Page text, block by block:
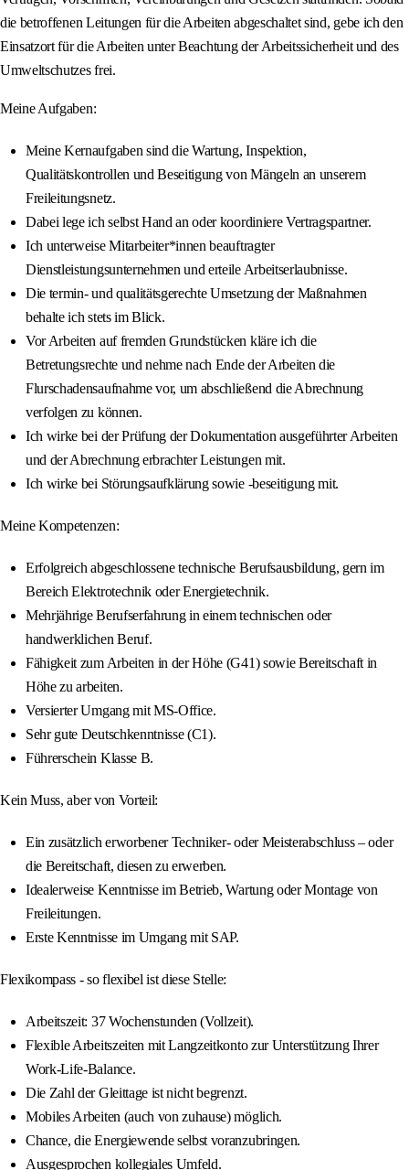
die betroffenen Leitungen für die Arbeiten abgeschaltet sind, gebe ich den
Einsatzort für die Arbeiten unter Beachtung der Arbeitssicherheit und des
Umweltschutzes frei.
Meine Aufgaben:
Meine Kernaufgaben sind die Wartung, Inspektion,
Qualitätskontrollen und Beseitigung von Mängeln an unserem
Freileitungsnetz.
Dabei lege ich selbst Hand an oder koordiniere Vertragspartner.
Ich unterweise Mitarbeiter*innen beauftragter
Dienstleistungsunternehmen und erteile Arbeitserlaubnisse.
Die termin- und qualitätsgerechte Umsetzung der Maßnahmen
behalte ich stets im Blick.
Vor Arbeiten auf fremden Grundstücken kläre ich die
Betretungsrechte und nehme nach Ende der Arbeiten die
Flurschadensaufnahme vor, um abschließend die Abrechnung
verfolgen zu können.
Ich wirke bei der Prüfung der Dokumentation ausgeführter Arbeiten
und der Abrechnung erbrachter Leistungen mit.
Ich wirke bei Störungsaufklärung sowie -beseitigung mit.
Meine Kompetenzen:
Erfolgreich abgeschlossene technische Berufsausbildung, gern im
Bereich Elektrotechnik oder Energietechnik.
Mehrjährige Berufserfahrung in einem technischen oder
handwerklichen Beruf.
Fähigkeit zum Arbeiten in der Höhe (G41) sowie Bereitschaft in
Höhe zu arbeiten.
Versierter Umgang mit MS-Office.
Sehr gute Deutschkenntnisse (C1).
Führerschein Klasse B.
Kein Muss, aber von Vorteil:
Ein zusätzlich erworbener Techniker- oder Meisterabschluss – oder
die Bereitschaft, diesen zu erwerben.
Idealerweise Kenntnisse im Betrieb, Wartung oder Montage von
Freileitungen.
Erste Kenntnisse im Umgang mit SAP.
Flexikompass - so flexibel ist diese Stelle:
Arbeitszeit: 37 Wochenstunden (Vollzeit).
Flexible Arbeitszeiten mit Langzeitkonto zur Unterstützung Ihrer
Work-Life-Balance.
Die Zahl der Gleittage ist nicht begrenzt.
Mobiles Arbeiten (auch von zuhause) möglich.
Chance, die Energiewende selbst voranzubringen.
Ausgesprochen kollegiales Umfeld.